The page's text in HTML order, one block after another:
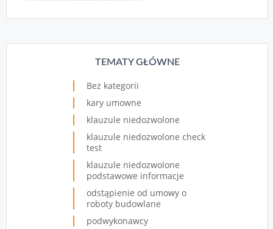
TEMATY GŁÓWNE
Bez kategorii
kary umowne
klauzule niedozwolone
klauzule niedozwolone check
test
klauzule niedozwolone
podstawowe informacje
odstąpienie od umowy o
roboty budowlane
podwykonawcy